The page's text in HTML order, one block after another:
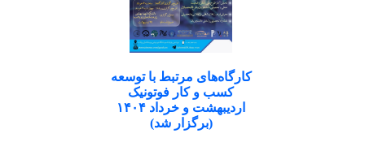
کارگاه‌های مرتبط با توسعه
کسب و کار فوتونیک
اردیبهشت و خرداد ۱۴۰۴
(برگزار شد)